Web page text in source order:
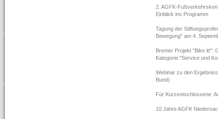
2. AGFK-
Einblick ins Programm
Tagung der
Bewegung" am 4.
Bremer Projekt "Bike it!":
Kategorie "Service und
Webinar zu den
Bund)
Für Kurzentschlossene:
10 Jahre AGFK